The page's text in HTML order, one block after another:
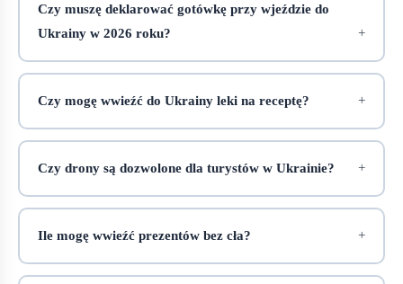
Czy muszę deklarować gotówkę przy wjeździe do
Ukrainy w 2026 roku?
Czy mogę wwieźć do Ukrainy leki na receptę?
Czy drony są dozwolone dla turystów w Ukrainie?
Ile mogę wwieźć prezentów bez cła?